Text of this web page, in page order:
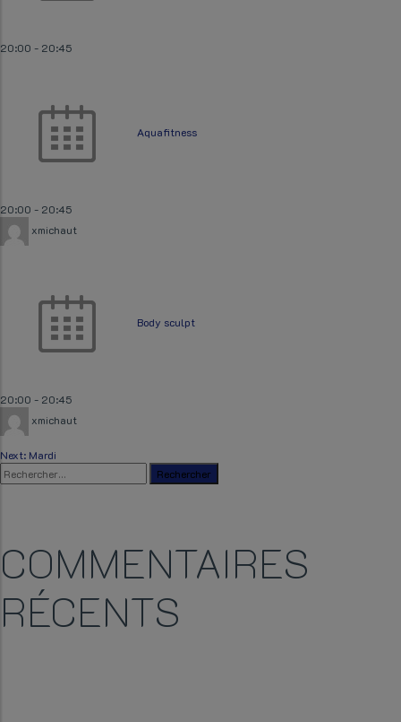
20:00 - 20:45
Aquafitness
20:00 - 20:45
xmichaut
Body sculpt
20:00 - 20:45
xmichaut
NAVIGATION
L’ARTICLE
Next: Mardi
Rechercher :
COMMENTAIRES
RÉCENTS